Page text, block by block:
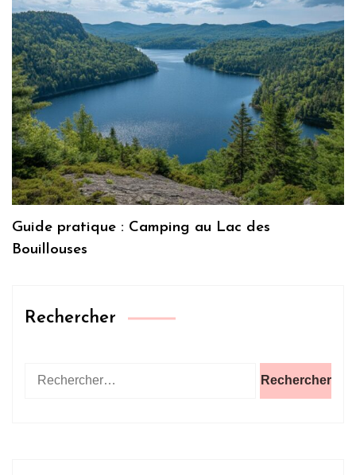
Guide pratique : Camping au Lac des
Bouillouses
Rechercher